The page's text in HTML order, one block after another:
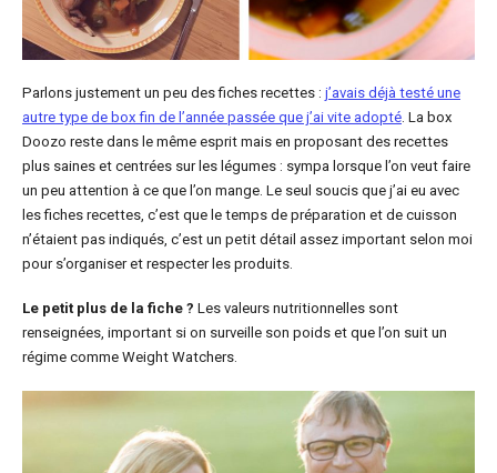
Parlons justement un peu des fiches recettes : j’avais déjà testé une
autre type de box fin de l’année passée que j’ai vite adopté . La box
Doozo reste dans le même esprit mais en proposant des recettes
plus saines et centrées sur les légumes : sympa lorsque l’on veut faire
un peu attention à ce que l’on mange. Le seul soucis que j’ai eu avec
les fiches recettes, c’est que le temps de préparation et de cuisson
n’étaient pas indiqués, c’est un petit détail assez important selon moi
pour s’organiser et respecter les produits.
Le petit plus de la fiche ? Les valeurs nutritionnelles sont
renseignées, important si on surveille son poids et que l’on suit un
régime comme Weight Watchers.